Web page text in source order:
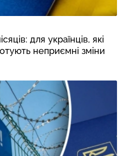
для українців, які
неприємні зміни